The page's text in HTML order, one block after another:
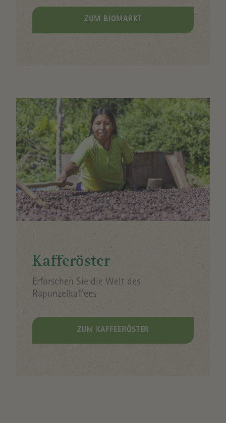
ZUM BIOMARKT
Image
Kafferöster
Erforschen Sie die Welt des
Rapunzelkaffees
ZUM KAFFEERÖSTER